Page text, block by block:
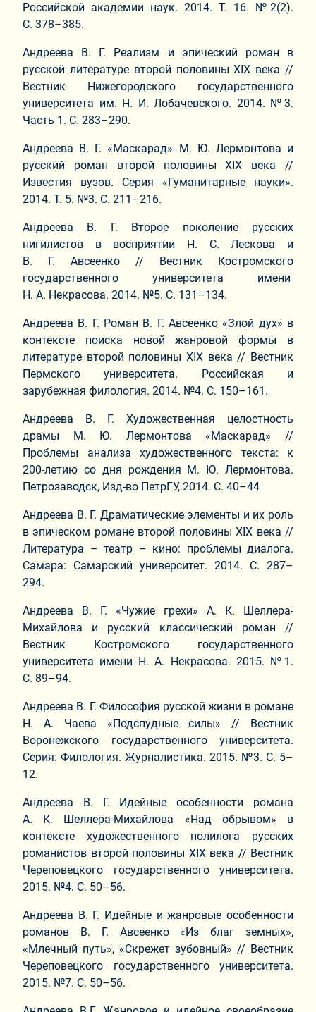
Российской академии наук. 2014. Т. 16. №2(2).
С. 378–385.
Андреева В. Г. Реализм и эпический роман в
русской литературе второй половины XIX века //
Вестник Нижегородского государственного
университета им. Н. И. Лобачевского. 2014. №3.
Часть 1. С. 283–290.
Андреева В. Г. «Маскарад» М. Ю. Лермонтова и
русский роман второй половины XIX века //
Известия вузов. Серия «Гуманитарные науки».
2014. Т. 5. №3. С. 211–216.
Андреева В. Г. Второе поколение русских
нигилистов в восприятии Н. С. Лескова и
В. Г. Авсеенко // Вестник Костромского
государственного университета имени
Н. А. Некрасова. 2014. №5. С. 131–134.
Андреева В. Г. Роман В. Г. Авсеенко «Злой дух» в
контексте поиска новой жанровой формы в
литературе второй половины XIX века // Вестник
Пермского университета. Российская и
зарубежная филология. 2014. №4. С. 150–161.
Андреева В. Г. Художественная целостность
драмы М. Ю. Лермонтова «Маскарад» //
Проблемы анализа художественного текста: к
200-летию со дня рождения М. Ю. Лермонтова.
Петрозаводск, Изд-во ПетрГУ, 2014. С. 40–44
Андреева В. Г. Драматические элементы и их роль
в эпическом романе второй половины XIX века //
Литература – театр – кино: проблемы диалога.
Самара: Самарский университет. 2014. С. 287–
294.
Андреева В. Г. «Чужие грехи» А. К. Шеллера-
Михайлова и русский классический роман //
Вестник Костромского государственного
университета имени Н. А. Некрасова. 2015. №1.
С. 89–94.
Андреева В. Г. Философия русской жизни в романе
Н. А. Чаева «Подспудные силы» // Вестник
Воронежского государственного университета.
Серия: Филология. Журналистика. 2015. №3. С. 5–
12.
Андреева В. Г. Идейные особенности романа
А. К. Шеллера-Михайлова «Над обрывом» в
контексте художественного полилога русских
романистов второй половины XIX века // Вестник
Череповецкого государственного университета.
2015. №4. С. 50–56.
Андреева В. Г. Идейные и жанровые особенности
романов В. Г. Авсеенко «Из благ земных»,
«Млечный путь», «Скрежет зубовный» // Вестник
Череповецкого государственного университета.
2015. №7. С. 50–56.